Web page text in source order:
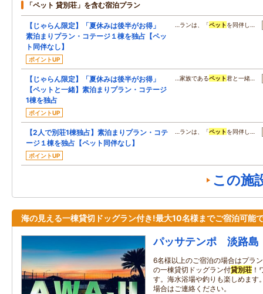
「ペット 貸別荘」を含む宿泊プラン
【じゃらん限定】「夏休みは後半がお得」
素泊まりプラン・コテージ１棟を独占【ペッ
ト同伴なし】
ポイントUP
…ランは、「ペット を同伴し…
【じゃらん限定】「夏休みは後半がお得」
【ペットと一緒】素泊まりプラン・コテージ
1棟を独占
ポイントUP
…家族であるペット君と一緒…
【2人で別荘1棟独占】素泊まりプラン・コテ
ージ１棟を独占【ペット同伴なし】
ポイントUP
…ランは、「ペット を同伴し…
この施
海の見える一棟貸切ドッグラン付き!最大10名様までご宿泊可能
パッサテンポ 淡路
6名様以上のご宿泊の場合はプラ
の一棟貸切ドッグラン付貸別荘 ！
す。海水浴場や釣りも楽しめます
場合はご連絡ください。